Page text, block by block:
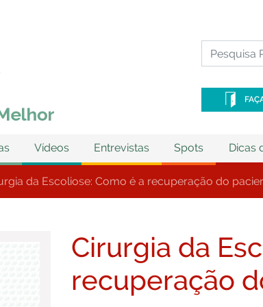
Vídeos Entrevistas Spots Dicas
da Escoliose: Como é a recuperação do
Cirurgia da
recuperação